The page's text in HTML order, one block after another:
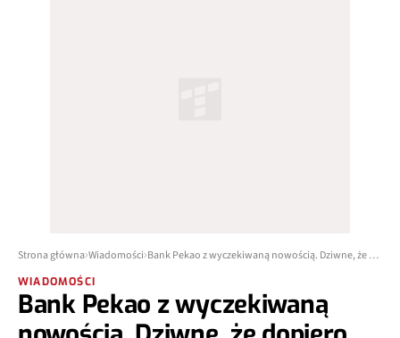
Strona główna Wiadomości Bank Pekao z wyczekiwaną nowością. Dziwne, że dopiero teraz
WIADOMOŚCI
Bank Pekao z wyczekiwaną